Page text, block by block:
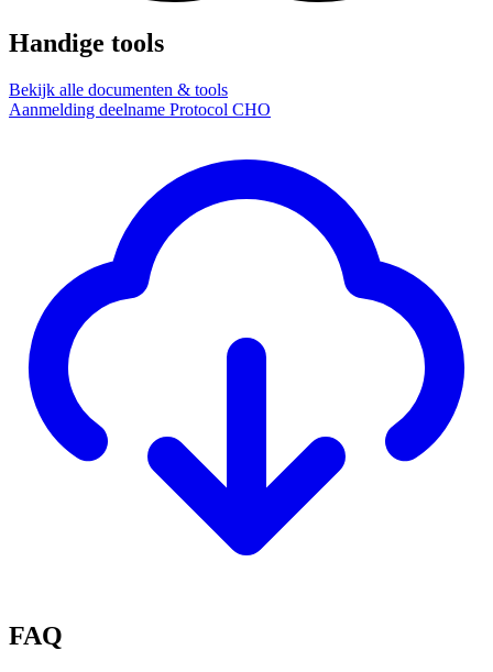
Handige tools
Bekijk alle documenten & tools
Aanmelding deelname Protocol CHO
FAQ